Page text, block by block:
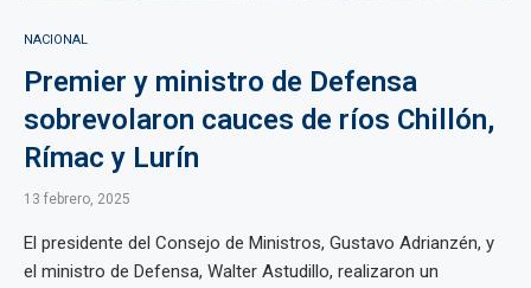
NACIONAL
Premier y ministro de Defensa
sobrevolaron cauces de ríos Chillón,
Rímac y Lurín
13 febrero, 2025
El presidente del Consejo de Ministros, Gustavo Adrianzén, y
el ministro de Defensa, Walter Astudillo, realizaron un